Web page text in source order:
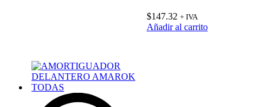
$147.32 + IVA
Añadir al carrito